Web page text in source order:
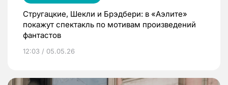
Стругацкие, Шекли и Брэдбери: в «Аэлите»
покажут спектакль по мотивам произведений
фантастов
12:03 / 05.05.26